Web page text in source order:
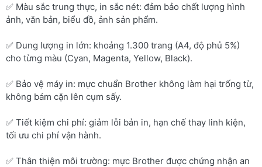
✅ Màu sắc trung thực, in sắc nét: đảm bảo chất lượng hình
ảnh, văn bản, biểu đồ, ảnh sản phẩm.
✅ Dung lượng in lớn: khoảng 1.300 trang (A4, độ phủ 5%)
cho từng màu (Cyan, Magenta, Yellow, Black).
✅ Bảo vệ máy in: mực chuẩn Brother không làm hại trống từ,
không bám cặn lên cụm sấy.
✅ Tiết kiệm chi phí: giảm lỗi bản in, hạn chế thay linh kiện,
tối ưu chi phí vận hành.
✅ Thân thiện môi trường: mực Brother được chứng nhận an